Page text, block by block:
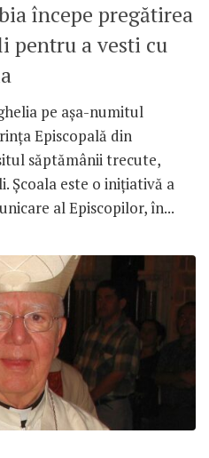
începe pregătirea
pentru a vesti cu
pe așa-numitul
Episcopală din
săptămânii trecute,
Școala este o inițiativă a
al Episcopilor, în...